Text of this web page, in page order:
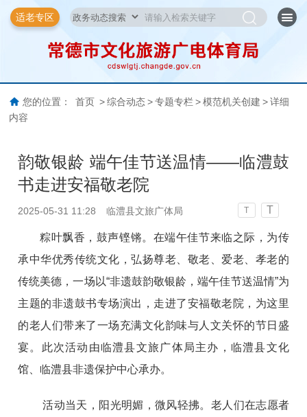
适老专区
您的位置： 首页 > 综合动态 > 专题专栏 > 模范机关创建 > 详细
内容
韵敬银龄 端午佳节送温情——临澧鼓
书走进安福敬老院
2025-05-31 11:28 临澧县文旅广体局 T T
粽叶飘香，鼓声铿锵。在端午佳节来临之际，为传
承中华优秀传统文化，弘扬尊老、敬老、爱老、孝老的
传统美德，一场以“非遗鼓韵敬银龄，端午佳节送温情”为
主题的非遗鼓书专场演出，走进了安福敬老院，为这里
的老人们带来了一场充满文化韵味与人文关怀的节日盛
宴。此次活动由临澧县文旅广体局主办，临澧县文化
馆、临澧县非遗保护中心承办。
活动当天，阳光明媚，微风轻拂。老人们在志愿者